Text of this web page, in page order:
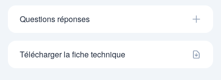
Questions réponses
Télécharger la fiche technique